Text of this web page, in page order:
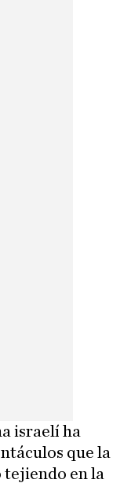
israelí ha
que la
tejiendo en la